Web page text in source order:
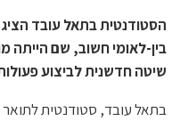
הסטודנטית בתאל עובד
בין-לאומי חשוב, שם הייתה
שיטה חדשנית לביצוע
בתאל עובד, סטודנטית